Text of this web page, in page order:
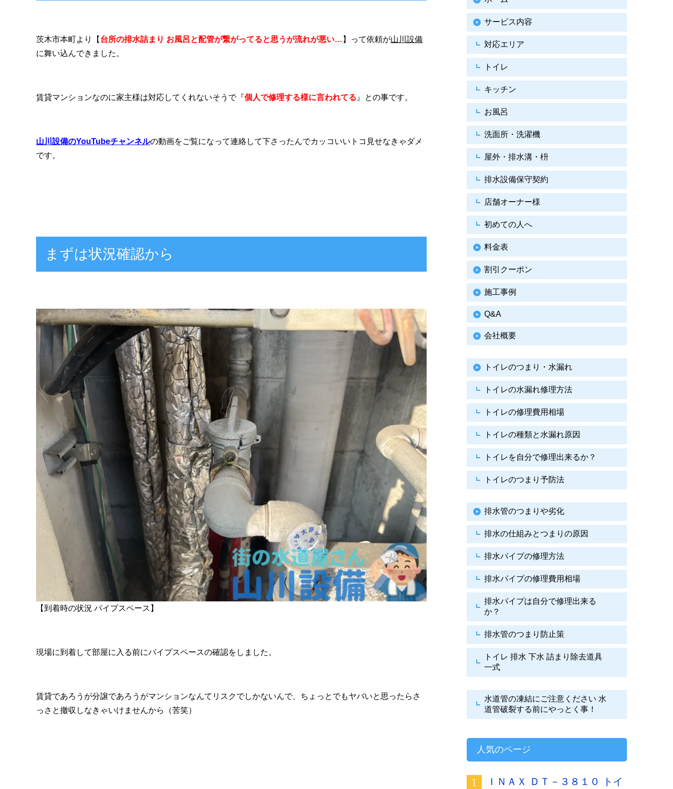
茨木市本町より【 台所の排水詰まり お風呂と配管が繋がってると思うが流れが悪い… 】って依頼が山川設備
に舞い込んできました。
賃貸マンションなのに家主様は対応してくれないそうで『個人で修理する様に言われてる 』との事です。
山川設備のYouTubeチャンネルの動画をご覧になって連絡して下さったんでカッコいいトコ見せなきゃダメ
です。
まずは状況確認から
【到着時の状況 パイプスペース】
現場に到着して部屋に入る前にパイプスペースの確認をしました。
賃貸であろうが分譲であろうがマンションなんてリスクでしかないんで、ちょっとでもヤバいと思ったらさ
っさと撤収しなきゃいけませんから（苦笑）
サービス内容
対応エリア
トイレ
キッチン
お風呂
洗面所・洗濯機
屋外・排水溝・枡
排水設備保守契約
店舗オーナー様
初めての人へ
料金表
割引クーポン
施工事例
Q&A
会社概要
トイレのつまり・水漏れ
トイレの水漏れ修理方法
トイレの修理費用相場
トイレの種類と水漏れ原因
トイレを自分で修理出来るか？
トイレのつまり予防法
排水管のつまりや劣化
排水の仕組みとつまりの原因
排水パイプの修理方法
排水パイプの修理費用相場
排水パイプは自分で修理出来る
か？
排水管のつまり防止策
トイレ 排水 下水 詰まり除去道具
一式
水道管の凍結にご注意ください 水
道管破裂する前にやっとく事！
人気のページ
ＩＮＡＸ ＤＴ－３８１０ トイ